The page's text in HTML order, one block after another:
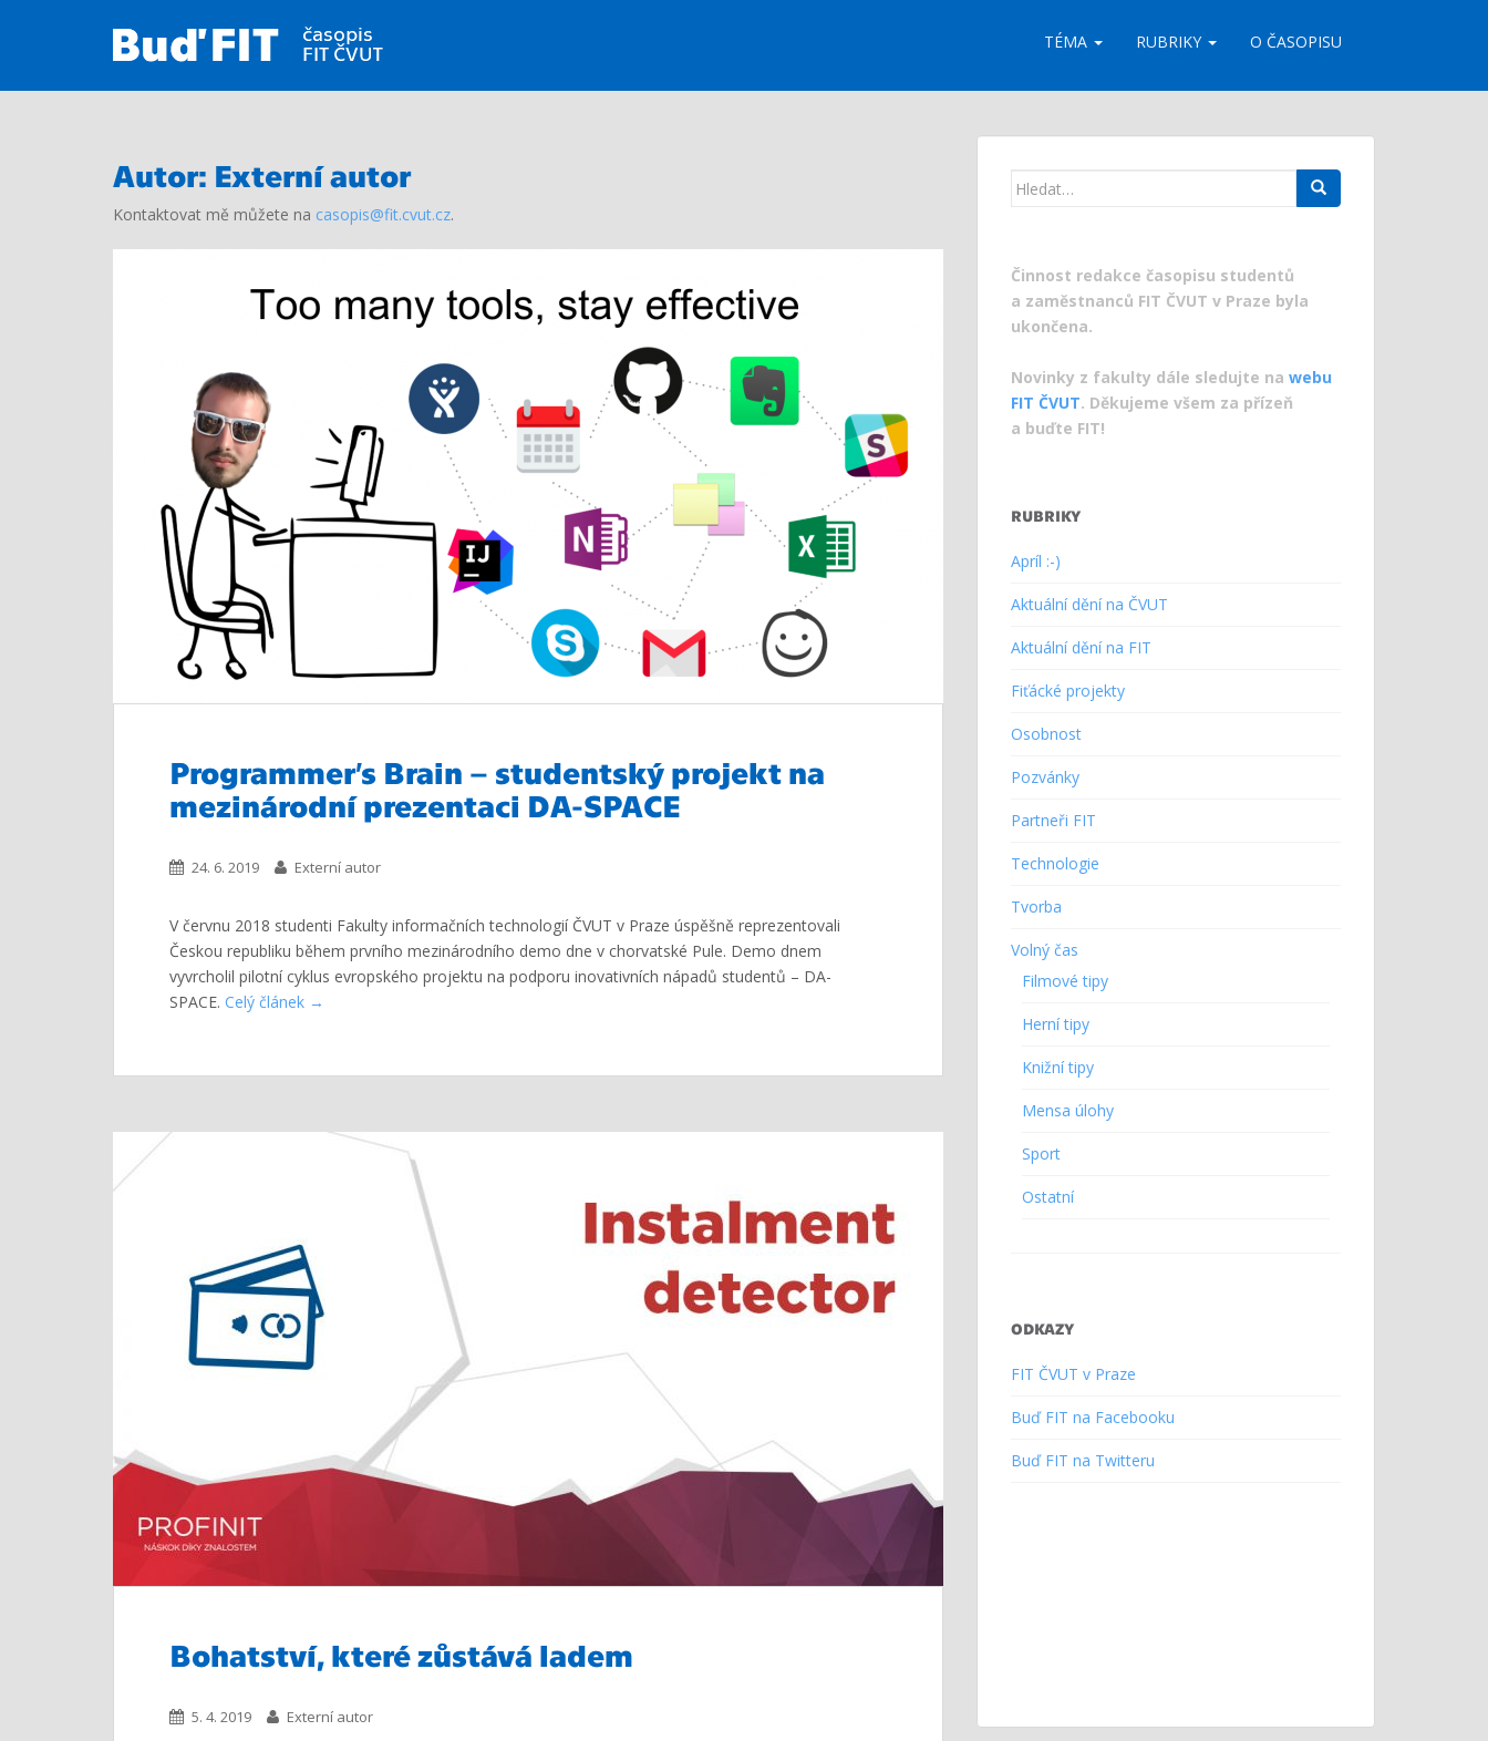
p
TÉMA RUBRIKY O ČASOPISU
Autor: Externí autor
Kontaktovat mě můžete na casopis@fit.cvut.cz.
Programmer’s Brain – studentský projekt na
mezinárodní prezentaci DA-SPACE
24. 6. 2019 Externí autor
V červnu 2018 studenti Fakulty informačních technologií ČVUT v Praze úspěšně reprezentovali
Českou republiku během prvního mezinárodního demo dne v chorvatské Pule. Demo dnem
vyvrcholil pilotní cyklus evropského projektu na podporu inovativních nápadů studentů – DA-
SPACE. Celý článek
Bohatství, které zůstává ladem
5. 4. 2019 Externí autor
Search
Činnost redakce časopisu studentů
a zaměstnanců FIT ČVUT v Praze byla
ukončena.
Novinky z fakulty dále sledujte na webu
FIT ČVUT. Děkujeme všem za přízeň
a buďte FIT!
RUBRIKY
Apríl :-)
Aktuální dění na ČVUT
Aktuální dění na FIT
Fiťácké projekty
Osobnost
Pozvánky
Partneři FIT
Technologie
Tvorba
Volný čas
Filmové tipy
Herní tipy
Knižní tipy
Mensa úlohy
Sport
Ostatní
ODKAZY
FIT ČVUT v Praze
Buď FIT na Facebooku
Buď FIT na Twitteru